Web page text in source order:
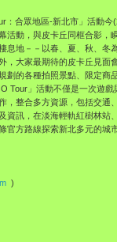
：合眾地區-新北市」活動
動，與皮卡丘同框合影，
地－－以春、夏、秋、冬
大家最期待的皮卡丘見面
的各種拍照景點、限定商
Tour」活動不僅是一次遊
整合多方資源，包括交通
訊，在淡海輕軌紅樹林站
方路線探索新北多元的城
)